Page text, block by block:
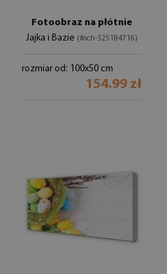
Fotoobraz na płótnie
Jajka i Bazie (#och-325184716)
rozmiar od: 100x50 cm
154.99 zł